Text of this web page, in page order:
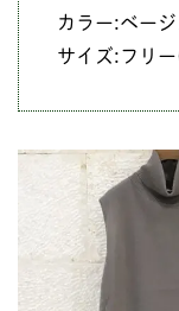
カラー:ベー
サイズ:フリ